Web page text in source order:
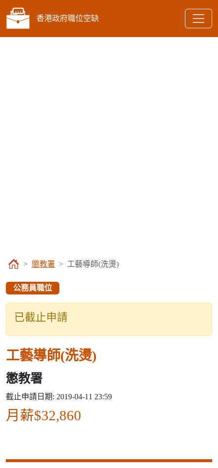
香港政府職位空缺
懲教署 工藝導師(洗燙)
公務員職位
已截止申請
工藝導師(洗燙)
懲教署
截止申請日期: 2019-04-11 23:59
月薪$32,860